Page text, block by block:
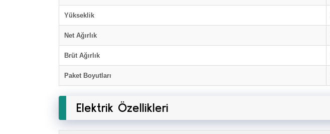
Yükseklik
Net Ağırlık
Brüt Ağırlık
Paket Boyutları
Elektrik Özellikleri